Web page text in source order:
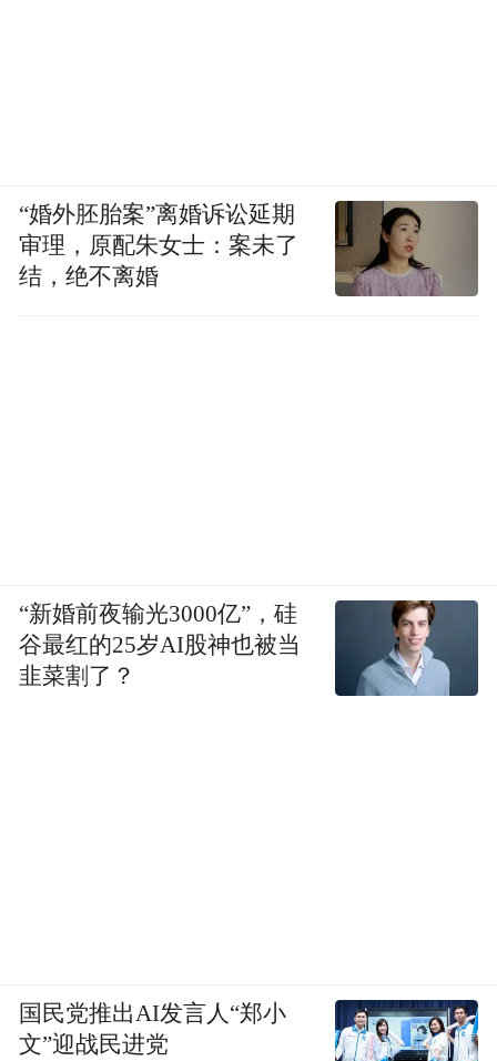
“婚外胚胎案”离婚诉讼延期
审理，原配朱女士：案未了
结，绝不离婚
“新婚前夜输光3000亿”，硅
谷最红的25岁AI股神也被当
韭菜割了？
国民党推出AI发言人“郑小
文”迎战民进党